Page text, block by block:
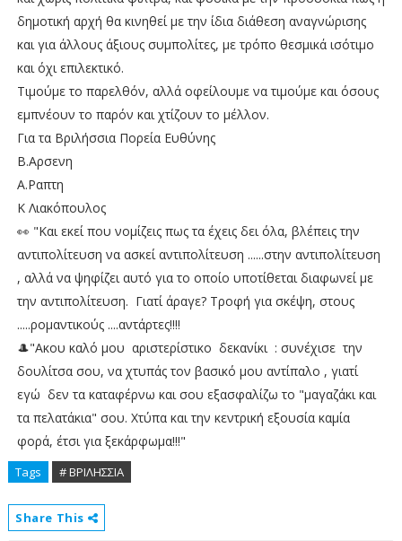
δημοτική αρχή θα κινηθεί με την ίδια διάθεση αναγνώρισης
και για άλλους άξιους συμπολίτες, με τρόπο θεσμικά ισότιμο
και όχι επιλεκτικό.
Τιμούμε το παρελθόν, αλλά οφείλουμε να τιμούμε και όσους
εμπνέουν το παρόν και χτίζουν το μέλλον.
Για τα Βριλήσσια Πορεία Ευθύνης
Β.Αρσενη
Α.Ραπτη
Κ Λιακόπουλος
👀 "Και εκεί που νομίζεις πως τα έχεις δει όλα, βλέπεις την
αντιπολίτευση να ασκεί αντιπολίτευση ......στην αντιπολίτευση
, αλλά να ψηφίζει αυτό για το οποίο υποτίθεται διαφωνεί με
την αντιπολίτευση. Γιατί άραγε? Τροφή για σκέψη, στους
.....ρομαντικούς ....αντάρτες!!!!
🎩"Ακου καλό μου αριστερίστικο δεκανίκι : συνέχισε την
δουλίτσα σου, να χτυπάς τον βασικό μου αντίπαλο , γιατί
εγώ δεν τα καταφέρνω και σου εξασφαλίζω το "μαγαζάκι και
τα πελατάκια" σου. Χτύπα και την κεντρική εξουσία καμία
φορά, έτσι για ξεκάρφωμα!!!"
Tags # ΒΡΙΛΗΣΣΙΑ
Share This